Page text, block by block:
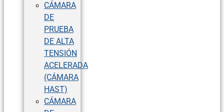
CÁMARA
DE
PRUEBA
DE ALTA
TENSIÓN
ACELERADA
(CÁMARA
HAST)
CÁMARA